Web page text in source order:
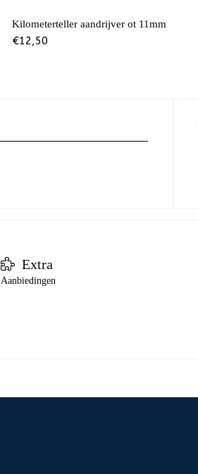
Kilometerteller aandrijver ot 11mm
€12,50
Extra
Aanbiedingen